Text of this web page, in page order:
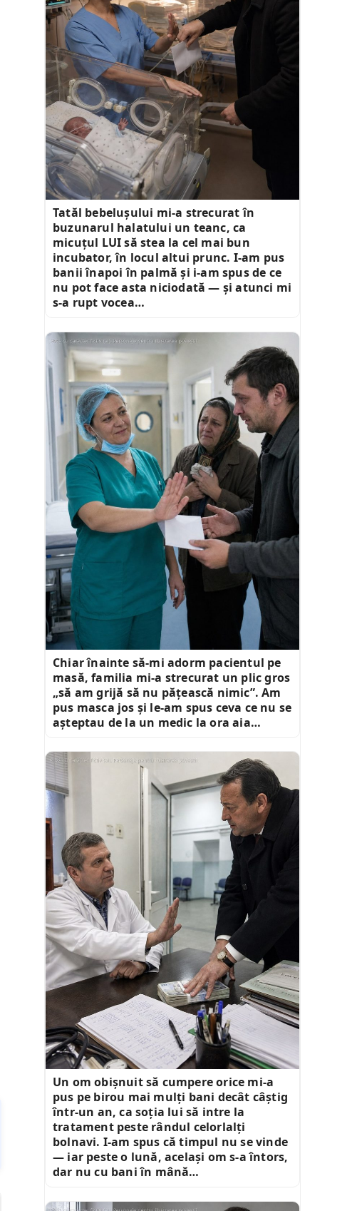
Tatăl bebelușului mi-a strecurat în
buzunarul halatului un teanc, ca
micuțul LUI să stea la cel mai bun
incubator, în locul altui prunc. I-am pus
banii înapoi în palmă și i-am spus de ce
nu pot face asta niciodată — și atunci mi
s-a rupt vocea…
Chiar înainte să-mi adorm pacientul pe
masă, familia mi-a strecurat un plic gros
„să am grijă să nu pățească nimic”. Am
pus masca jos și le-am spus ceva ce nu se
așteptau de la un medic la ora aia…
Un om obișnuit să cumpere orice mi-a
pus pe birou mai mulți bani decât câștig
într-un an, ca soția lui să intre la
tratament peste rândul celorlalți
bolnavi. I-am spus că timpul nu se vinde
— iar peste o lună, același om s-a întors,
dar nu cu bani în mână…